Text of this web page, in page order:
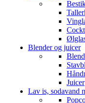
Blender og juicer
Juicer
Lav is, sodavand